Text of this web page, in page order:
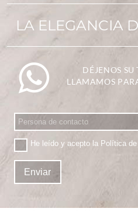
LA ELEGANCIA
He leído y acepto la Política
Enviar
DÉJENOS SU
LLAMAMOS